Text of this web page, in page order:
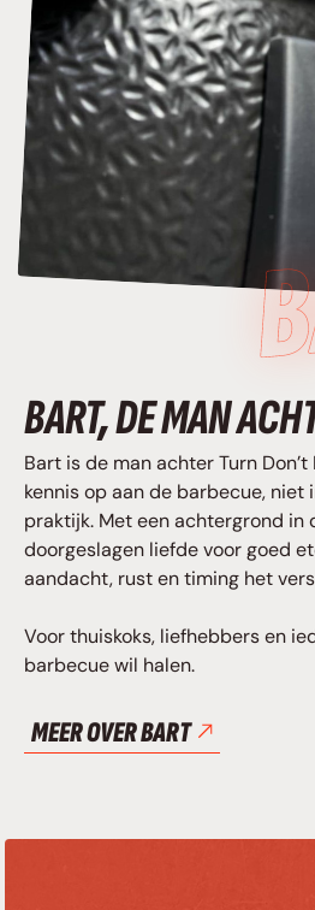
BART, DE MAN
Bart is de man achter Turn
kennis op aan de barbecue, niet
praktijk. Met een achtergrond in
doorgeslagen liefde voor goed
aandacht, rust en timing het
Voor thuiskoks, liefhebbers en
barbecue wil halen.
MEER OVER BART